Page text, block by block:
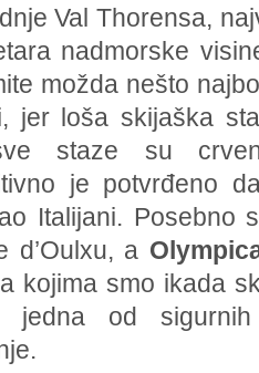
Val Thorensa,
nadmorske
možda nešto
jer loša skijaška
staze su
je potvrđeno
Italijani. Posebno
d’Oulxu, a
kojima smo ikada
od sigurnih